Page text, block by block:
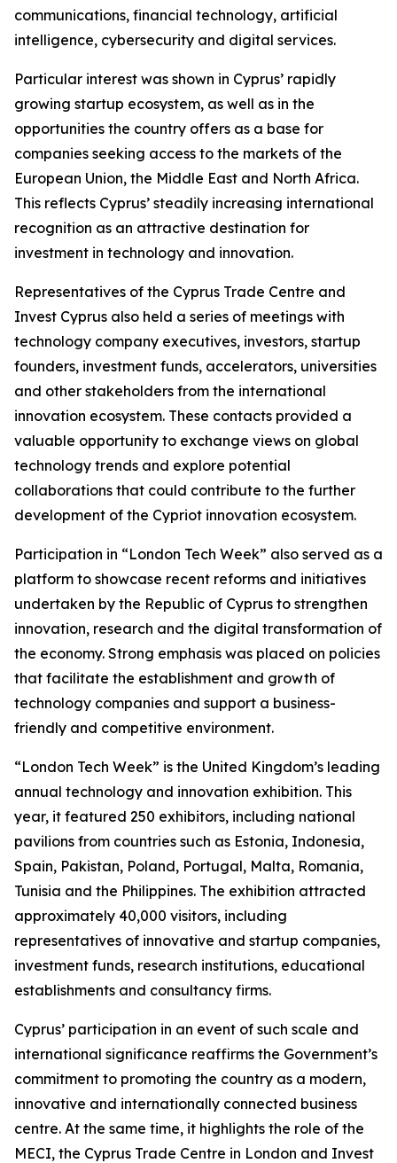
communications, financial technology, artificial
intelligence, cybersecurity and digital services.
Particular interest was shown in Cyprus’ rapidly
growing startup ecosystem, as well as in the
opportunities the country offers as a base for
companies seeking access to the markets of the
European Union, the Middle East and North Africa.
This reflects Cyprus’ steadily increasing international
recognition as an attractive destination for
investment in technology and innovation.
Representatives of the Cyprus Trade Centre and
Invest Cyprus also held a series of meetings with
technology company executives, investors, startup
founders, investment funds, accelerators, universities
and other stakeholders from the international
innovation ecosystem. These contacts provided a
valuable opportunity to exchange views on global
technology trends and explore potential
collaborations that could contribute to the further
development of the Cypriot innovation ecosystem.
Participation in “London Tech Week” also served as a
platform to showcase recent reforms and initiatives
undertaken by the Republic of Cyprus to strengthen
innovation, research and the digital transformation of
the economy. Strong emphasis was placed on policies
that facilitate the establishment and growth of
technology companies and support a business-
friendly and competitive environment.
“London Tech Week” is the United Kingdom’s leading
annual technology and innovation exhibition. This
year, it featured 250 exhibitors, including national
pavilions from countries such as Estonia, Indonesia,
Spain, Pakistan, Poland, Portugal, Malta, Romania,
Tunisia and the Philippines. The exhibition attracted
approximately 40,000 visitors, including
representatives of innovative and startup companies,
investment funds, research institutions, educational
establishments and consultancy firms.
Cyprus’ participation in an event of such scale and
international significance reaffirms the Government’s
commitment to promoting the country as a modern,
innovative and internationally connected business
centre. At the same time, it highlights the role of the
MECI, the Cyprus Trade Centre in London and Invest